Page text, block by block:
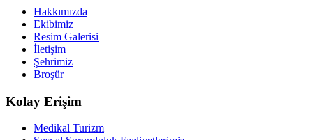
Hakkımızda
Ekibimiz
Resim Galerisi
İletişim
Şehrimiz
Broşür
Kolay Erişim
Medikal Turizm